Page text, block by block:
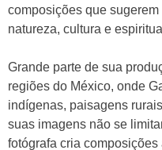
composições que
natureza, cultura e
Grande parte de sua
regiões do México, onde
indígenas, paisagens
suas imagens não se
fotógrafa cria